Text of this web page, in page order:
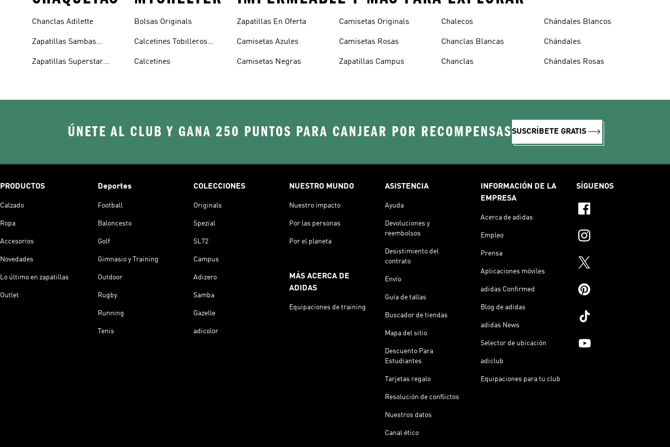
Chanclas Adilette
Zapatillas Sambas
Zapatillas Superstar
Bolsas Originals
Calcetines Tobilleros
Calcetines
Zapatillas En Oferta
Camisetas Azules
Camisetas Negras
Camisetas Originals
Camisetas Rosas
Zapatillas Campus
Chalecos
Chanclas Blancas
Chanclas
Chándales Blancos
Chándales
Chándales Rosas
ÚNETE AL CLUB Y GANA 250 PUNTOS PARA CANJEAR POR RECOMPENSASSUSCRÍBETE GRATIS
PRODUCTOS
Calzado
Ropa
Accesorios
Novedades
Lo último en zapatillas
Outlet
Deportes
Football
Baloncesto
Golf
Gimnasio y Training
Outdoor
Rugby
Running
Tenis
COLECCIONES
Originals
Spezial
SL72
Campus
Adizero
Samba
Gazelle
adicolor
NUESTRO MUNDO
Nuestro impacto
Por las personas
Por el planeta
MÁS ACERCA DE
ADIDAS
Equipaciones de training
ASISTENCIA
Ayuda
Devoluciones y
reembolsos
Desistimiento del
contrato
Envío
Guía de tallas
Buscador de tiendas
Mapa del sitio
Descuento Para
Estudiantes
Tarjetas regalo
Resolución de conflictos
Nuestros datos
Canal ético
INFORMACIÓN DE LA
EMPRESA
Acerca de adidas
Empleo
Prensa
Aplicaciones móviles
adidas Confirmed
Blog de adidas
adidas News
Selector de ubicación
adiclub
Equipaciones para tu club
SÍGUENOS